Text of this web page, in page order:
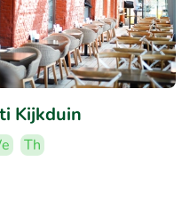
Kijkduin
Th